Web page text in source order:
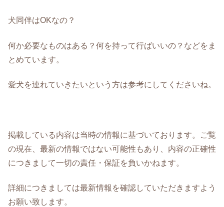
犬同伴はOKなの？
何か必要なものはある？何を持って行ばいいの？などをま
とめています。
愛犬を連れていきたいという方は参考にしてくださいね。
掲載している内容は当時の情報に基づいております。ご覧
の現在、最新の情報ではない可能性もあり、内容の正確性
につきまして一切の責任・保証を負いかねます。
詳細につきましては最新情報を確認していただきますよう
お願い致します。